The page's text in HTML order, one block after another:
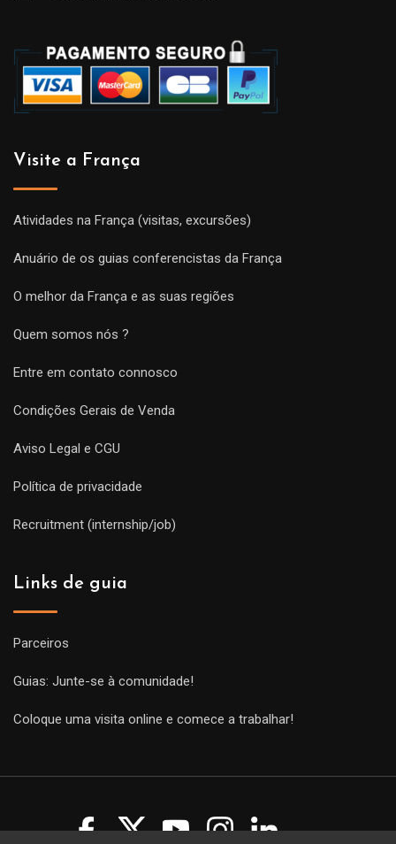
Visite a França
Atividades na França (visitas, excursões)
Anuário de os guias conferencistas da França
O melhor da França e as suas regiões
Quem somos nós ?
Entre em contato connosco
Condições Gerais de Venda
Aviso Legal e CGU
Política de privacidade
Recruitment (internship/job)
Links de guia
Parceiros
Guias: Junte-se à comunidade!
Coloque uma visita online e comece a trabalhar!